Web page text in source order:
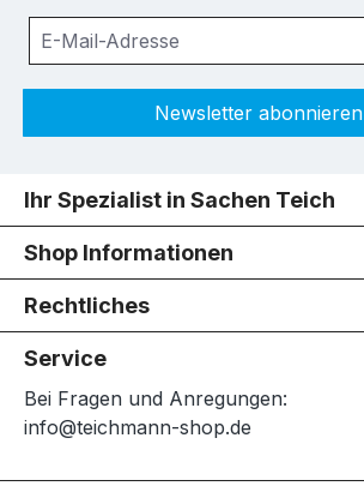
Newsletter abonnieren
Ihr Spezialist in Sachen Teich
Shop Informationen
Rechtliches
Service
Bei Fragen und Anregungen:
info@teichmann-shop.de